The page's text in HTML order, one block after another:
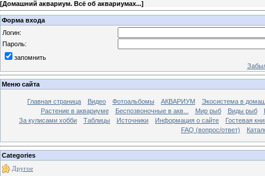
[Домашний аквариум. Всё об аквариумах...]
Форма входа
Логин:
Пароль:
запомнить
Меню сайта
Главная страница Видео Фотоальбомы АКВАРИУМ
Экосистема в
Растение в аквариуме
Беспозвоночные в акв... Мир рыб Виды рыб
За кулисами хобби
Таблицы Источники Информация о сайте
Гостевая
FAQ (вопрос/ответ)
Categories
Другое